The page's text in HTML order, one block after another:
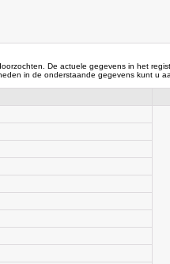
De actuele gegevens in het
in de onderstaande gegevens kunt u